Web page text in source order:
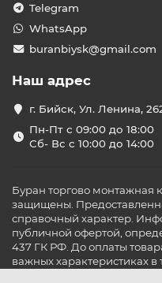
Telegram
WhatsApp
buranbiysk@gmail.com
Наш адрес
г. Бийск, Ул. Ленина,
Пн-Пт с 09:00 до 18:00
Сб- Вс с 10:00 до 14:00
Буран торгово монтажная
защищены.
справочный характер.
публичной офертой,
437 ГК РФ. До оплаты
важных характеристиках в